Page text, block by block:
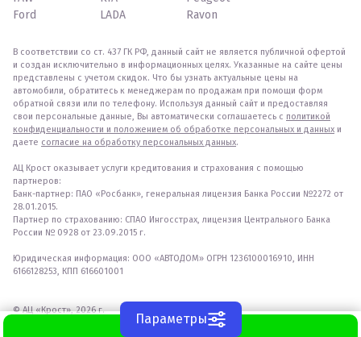
Ford
LADA
Ravon
В соответствии со ст. 437 ГК РФ, данный сайт не является публичной офертой
и создан исключительно в информационных целях. Указанные на сайте цены
представлены с учетом скидок. Что бы узнать актуальные цены на
автомобили, обратитесь к менеджерам по продажам при помощи форм
обратной связи или по телефону. Используя данный сайт и предоставляя
свои персональные данные, Вы автоматически соглашаетесь с политикой
конфиденциальности и положением об обработке персональных и данных и
даете согласие на обработку персональных данных.
АЦ Крост оказывает услуги кредитования и страхования с помощью
партнеров:
Банк-партнер: ПАО «Росбанк», генеральная лицензия Банка России №2272 от
28.01.2015.
Партнер по страхованию: СПАО Ингосстрах, лицензия Центрального Банка
России № 0928 от 23.09.2015 г.
Юридическая информация: ООО «АВТОДОМ» ОГРН 1236100016910, ИНН
6166128253, КПП 616601001
© АЦ «Крост», 2026 г.
Параметры
WhatsApp